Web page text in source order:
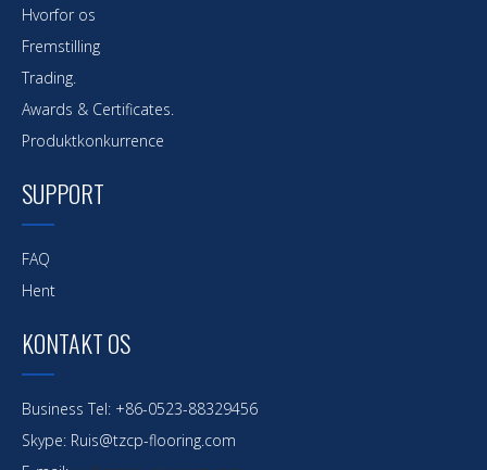
Hvorfor os
Fremstilling
Trading.
Awards & Certificates.
Produktkonkurrence
SUPPORT
FAQ
Hent
KONTAKT OS
Business Tel: +86-0523-88329456
Skype: Ruis@tzcp-flooring.com